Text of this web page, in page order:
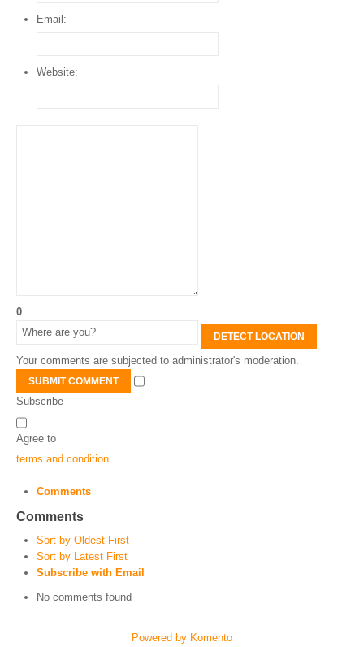
Email:
Website:
0
DETECT LOCATION
Your comments are subjected to administrator's moderation.
SUBMIT COMMENT
Subscribe
Agree to
terms and condition
Comments
Comments
Sort by Oldest First
Sort by Latest First
Subscribe with Email
No comments found
Powered by Komento